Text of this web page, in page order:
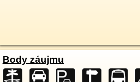
Body záujmu